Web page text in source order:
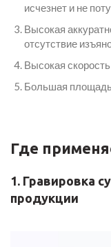
исчезнет и не
Высокая
отсутствие
Высокая
Большая
Где
1. Гравировка
продукции